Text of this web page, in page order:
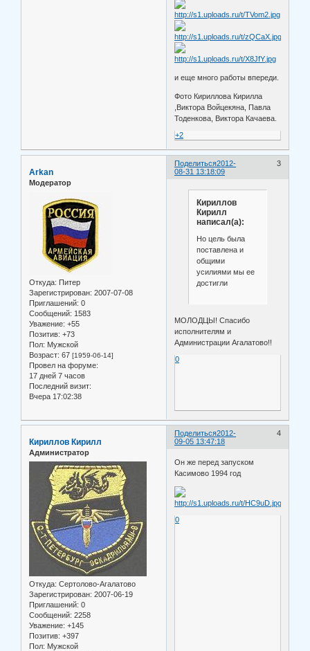
и еще много работы впереди.
Фото Кириллова Кирилла
,Виктора Войцекяна, Павла
Тоденкова, Виктора Качаева.
+2
Поделиться 3
2012-
08-31 13:18:09
Arkan
Модератор
Откуда: Питер
Зарегистрирован: 2007-07-08
Приглашений: 0
Сообщений: 1583
Уважение: +55
Позитив: +73
Пол: Мужской
Возраст: 67 [1959-06-14]
Провел на форуме:
17 дней 7 часов
Последний визит:
Вчера 17:02:38
Кириллов
Кирилл
написал(а):
Но цель была
поставлена и
общими
усилиями мы ее
достигли
МОЛОДЦЫ! Спасибо
исполнителям и
Администрации Агалатово!!
0
Поделиться 4
2012-
09-05 13:47:18
Кириллов Кирилл
Администратор
Откуда: Сертолово-Агалатово
Зарегистрирован: 2007-06-19
Приглашений: 0
Сообщений: 2258
Уважение: +145
Позитив: +397
Пол: Мужской
Он же перед запуском
Касимово 1994 год
0